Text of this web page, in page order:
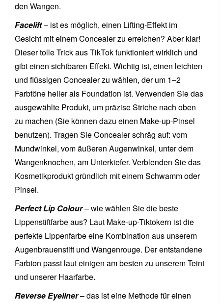
den Wangen.
Facelift– ist es möglich, einen Lifting-Effekt im
Gesicht mit einem Concealer zu erreichen? Aber klar!
Dieser tolle Trick aus TikTok funktioniert wirklich und
gibt einen sichtbaren Effekt. Wichtig ist, einen leichten
und flüssigen Concealer zu wählen, der um 1–2
Farbtöne heller als Foundation ist. Verwenden Sie das
ausgewählte Produkt, um präzise Striche nach oben
zu machen (Sie können dazu einen Make-up-Pinsel
benutzen). Tragen Sie Concealer schräg auf: vom
Mundwinkel, vom äußeren Augenwinkel, unter dem
Wangenknochen, am Unterkiefer. Verblenden Sie das
Kosmetikprodukt gründlich mit einem Schwamm oder
Pinsel.
Perfect Lip Colour– wie wählen Sie die beste
Lippenstiftfarbe aus? Laut Make-up-Tiktokern ist die
perfekte Lippenfarbe eine Kombination aus unserem
Augenbrauenstift und Wangenrouge. Der entstandene
Farbton passt laut einigen am besten zu unserem Teint
und unserer Haarfarbe.
Reverse Eyeliner– das ist eine Methode für einen